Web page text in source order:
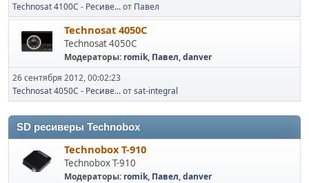
Technosat 4100C - Ресиве...от Павел
Technosat 4050C
Technosat 4050C
Модераторы: romik, Павел,danver
26 сентября 2012, 00:02:23
Technosat 4050C - Ресиве...отsat-integral
SD ресиверы Technobox
Technobox T-910
Technobox T-910
Модераторы: romik, Павел,danver